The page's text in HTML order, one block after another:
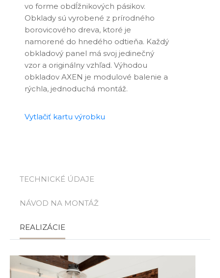
vo forme obdĺžnikových pásikov.
Obklady sú vyrobené z prírodného
borovicového dreva, ktoré je
namorené do hnedého odtieňa. Každý
obkladový panel má svoj jedinečný
vzor a originálny vzhľad. Výhodou
obkladov AXEN je modulové balenie a
rýchla, jednoduchá montáž.
Vytlačiť kartu výrobku
TECHNICKÉ ÚDAJE
NÁVOD NA MONTÁŽ
REALIZÁCIE